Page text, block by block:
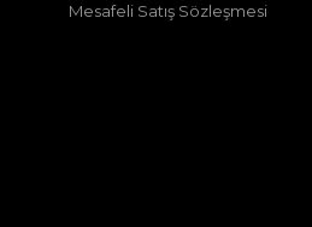
Mesafeli Satış Sözleşmesi